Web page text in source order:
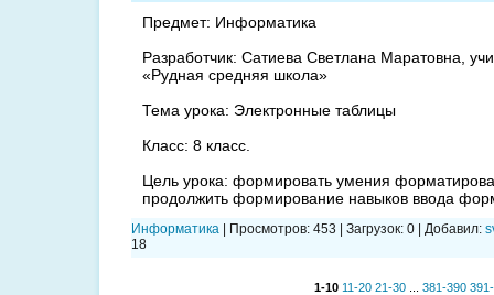
Предмет: Информатика
Разработчик: Сатиева Светлана Маратовна,
«Рудная средняя школа»
Тема урока: Электронные таблицы
Класс: 8 класс.
Цель урока: формировать умения
продолжить формирование навыков ввода
Информатика Просмотров: 453 Загрузок: 0 Добавил:
18
1-10 11-20 21-30 381-390